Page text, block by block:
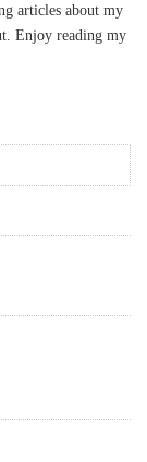
articles about my
Enjoy reading my